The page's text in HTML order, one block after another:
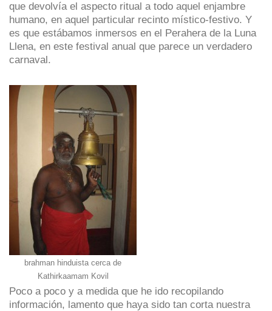
que devolvía el aspecto ritual a todo aquel enjambre
humano, en aquel particular recinto místico-festivo. Y
es que estábamos inmersos en el Perahera de la Luna
Llena, en este festival anual que parece un verdadero
carnaval.
brahman hinduista cerca de
Kathirkaamam Kovil
Poco a poco y a medida que he ido recopilando
información, lamento que haya sido tan corta nuestra